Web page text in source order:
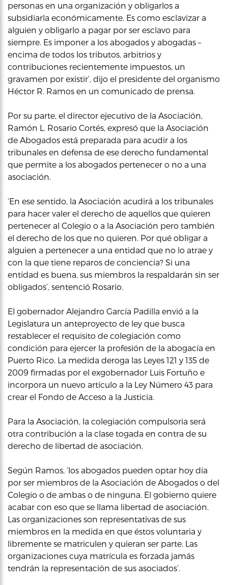
personas en una organización y obligarlos a
subsidiarla económicamente. Es como esclavizar a
alguien y obligarlo a pagar por ser esclavo para
siempre. Es imponer a los abogados y abogadas –
encima de todos los tributos, arbitrios y
contribuciones recientemente impuestos, un
gravamen por existir’, dijo el presidente del organismo
Héctor R. Ramos en un comunicado de prensa.
Por su parte, el director ejecutivo de la Asociación,
Ramón L. Rosario Cortés, expresó que la Asociación
de Abogados está preparada para acudir a los
tribunales en defensa de ese derecho fundamental
que permite a los abogados pertenecer o no a una
asociación.
‘En ese sentido, la Asociación acudirá a los tribunales
para hacer valer el derecho de aquellos que quieren
pertenecer al Colegio o a la Asociación pero también
el derecho de los que no quieren. Por qué obligar a
alguien a pertenecer a una entidad que no lo atrae y
con la que tiene reparos de conciencia? Si una
entidad es buena, sus miembros la respaldarán sin ser
obligados’, sentenció Rosario.
El gobernador Alejandro García Padilla envió a la
Legislatura un anteproyecto de ley que busca
restablecer el requisito de colegiación como
condición para ejercer la profesión de la abogacía en
Puerto Rico. La medida deroga las Leyes 121 y 135 de
2009 firmadas por el exgobernador Luis Fortuño e
incorpora un nuevo artículo a la Ley Número 43 para
crear el Fondo de Acceso a la Justicia.
Para la Asociación, la colegiación compulsoria será
otra contribución a la clase togada en contra de su
derecho de libertad de asociación.
Según Ramos, ‘los abogados pueden optar hoy día
por ser miembros de la Asociación de Abogados o del
Colegio o de ambas o de ninguna. El gobierno quiere
acabar con eso que se llama libertad de asociación.
Las organizaciones son representativas de sus
miembros en la medida en que éstos voluntaria y
libremente se matriculen y quieran ser parte. Las
organizaciones cuya matrícula es forzada jamás
tendrán la representación de sus asociados’.